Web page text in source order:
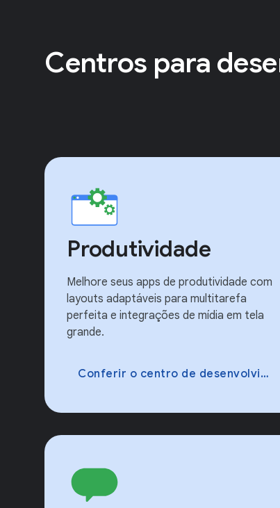
Centros para
Produtividade
Melhore seus apps de produtividade com
layouts adaptáveis para multitarefa
perfeita e integrações de mídia em tela
grande.
Conferir o centro de desenvolvimento